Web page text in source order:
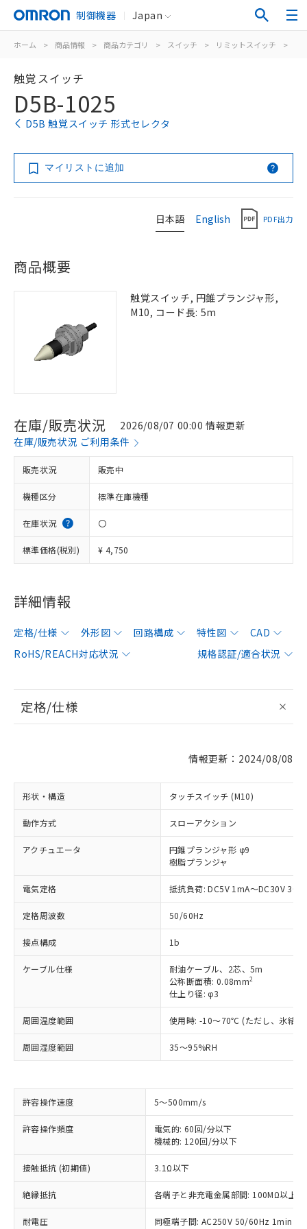
制御機器 Japan
ホーム > 商品情報 > 商品カテゴリ > スイッチ > リミットスイッチ >
触覚スイッチ
D5B-1025
D5B 触覚スイッチ 形式セレクタ
マイリストに追加
日本語 English PDF出力
商品概要
触覚スイッチ, 円錐プランジャ形,
M10, コード長: 5m
在庫/販売状況
2026/08/07 00:00 情報更新
在庫/販売状況 ご利用条件
販売状況 販売中
機種区分 標準在庫機種
在庫状況 〇
標準価格(税別) ¥ 4,750
詳細情報
定格/仕様 外形図 回路構成 特性図
CAD
RoHS/REACH対応状況
規格認証/適合状況
定格/仕様
情報更新：2024/08/08
形状・構造 タッチスイッチ (M10)
動作方式 スローアクション
アクチュエータ
円錐プランジャ形 φ9
樹脂プランジャ
電気定格 抵抗負荷: DC5V 1mA～DC30V
定格周波数 50/60Hz
接点構成 1b
ケーブル仕様
耐油ケーブル、2芯、5m
公称断面積: 0.08mm2
仕上り径: φ3
周囲温度範囲 使用時: -10～70℃ (ただし、氷結し
周囲湿度範囲 35～95%RH
許容操作速度 5～500mm/s
許容操作頻度
電気的: 60回/分以下
機械的: 120回/分以下
接触抵抗 (初期値) 3.1Ω以下
絶縁抵抗 各端子と非充電金属部間: 100MΩ以上
耐電圧
同極端子間: AC250V 50/60Hz 1min
ご利用条件
※1 対応状況
対応済み：EU RoHS指令（10物質）の
非含有に対応した製品が提供可能な商品で
す。
対応予定：EU RoHS指令（10物質）の非含
有に対応した製品に切り替える予定のある
対応予定なし：EU RoHS指令（10物質）の